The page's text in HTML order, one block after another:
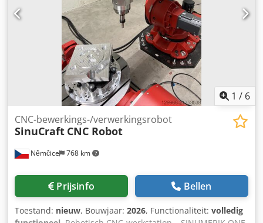
1 / 6
Němčice 768 km
CNC-bewerkings-/verwerkingsrobot
SinuCraft CNC Robot
Prijsinfo Bellen
Toestand: nieuw, Bouwjaar: 2026, Functionaliteit: volledig